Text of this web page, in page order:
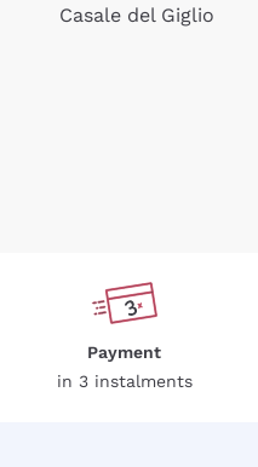
Casale del Giglio
Payment
in 3 instalments